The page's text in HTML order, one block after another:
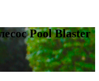
Pool Blaster